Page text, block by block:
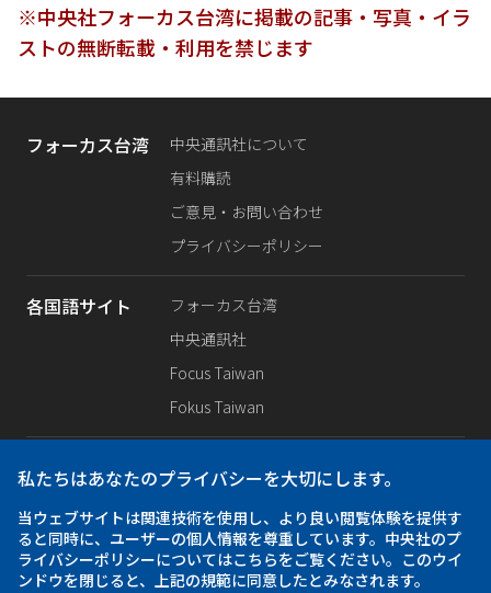
※中央社フォーカス台湾に掲載の記事・写真・イラ
ストの無断転載・利用を禁じます
フォーカス台湾
中央通訊社について
有料購読
ご意見・お問い合わせ
プライバシーポリシー
各国語サイト
フォーカス台湾
中央通訊社
Focus Taiwan
Fokus Taiwan
SNS公式
Facebook
Instagram
私たちはあなたのプライバシーを大切にします。
当ウェブサイトは関連技術を使用し、より良い閲覧体験を提供す
ると同時に、ユーザーの個人情報を尊重しています。中央社のプ
ライバシーポリシーについてはこちらをご覧ください。このウイ
ンドウを閉じると、上記の規範に同意したとみなされます。